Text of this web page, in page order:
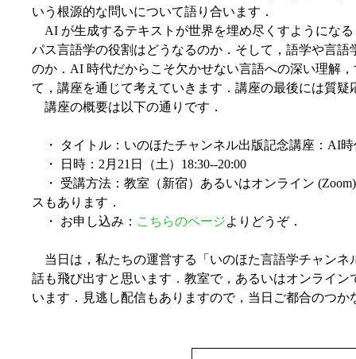
いう根源的な問いについて語り合います．
AI が生成するテキストが世界を埋め尽くすようにな
パス言語学の役割はどうなるのか．そして，語学や言
のか．AI 時代だからこそ欠かせない言語への深い理解
て，講座を通じて考えていきます．講座の最後には質疑
講座の概要は以下の通りです．
・ タイトル：いのほたチャンネル出版記念講座：AI
・ 日時：2月21日（土）18:30--20:00
・ 受講方法：教室（新宿）あるいはオンライン
スもあります．
・ お申し込み： こちらのページよりどうぞ．
当日は，私たちの運営する「いのほた言語学チャンネ
話も飛び出すと思います．教室で，あるいはオンライ
います．見逃し配信もありますので，当日ご都合のつか